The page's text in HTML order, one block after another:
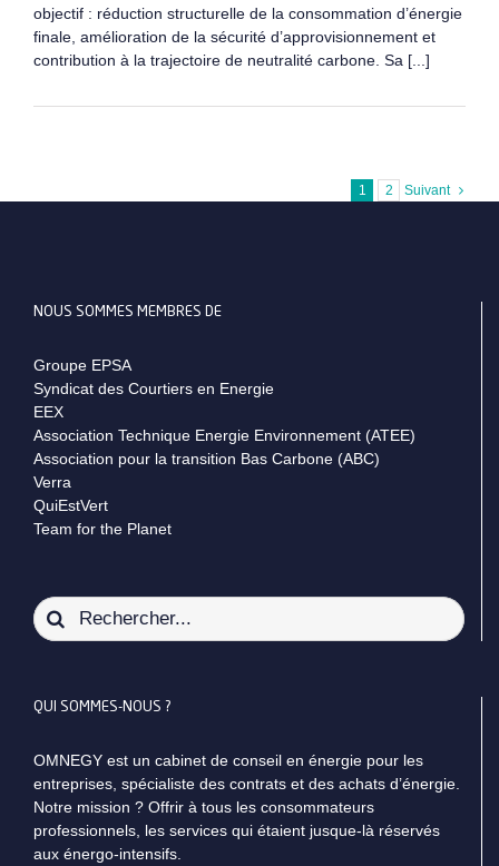
objectif : réduction structurelle de la consommation d’énergie
finale, amélioration de la sécurité d’approvisionnement et
contribution à la trajectoire de neutralité carbone. Sa [...]
1 2 Suivant
NOUS SOMMES MEMBRES DE
Groupe EPSA
Syndicat des Courtiers en Energie
EEX
Association Technique Energie Environnement (ATEE)
Association pour la transition Bas Carbone (ABC)
Verra
QuiEstVert
Team for the Planet
Rechercher:
QUI SOMMES-NOUS ?
OMNEGY est un cabinet de conseil en énergie pour les
entreprises, spécialiste des contrats et des achats d’énergie.
Notre mission ? Offrir à tous les consommateurs
professionnels, les services qui étaient jusque-là réservés
aux énergo-intensifs.